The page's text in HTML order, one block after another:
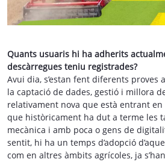
Quants usuaris hi ha adherits
descàrregues teniu registrades?
Avui dia, s’estan fent diferents proves
la captació de dades, gestió i millora
relativament nova que està entrant
que històricament ha dut a terme les
mecànica i amb poca o gens de
sentit, hi ha un temps d’adopció
com en altres àmbits agrícoles, ja